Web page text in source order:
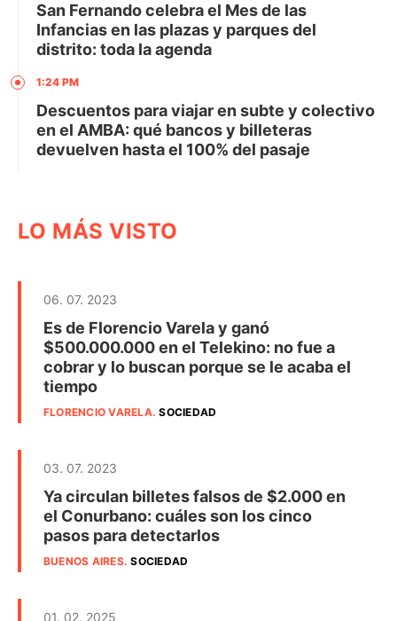
San Fernando celebra el Mes de las
Infancias en las plazas y parques del
distrito: toda la agenda
1:24 PM
Descuentos para viajar en subte y colectivo
en el AMBA: qué bancos y billeteras
devuelven hasta el 100% del pasaje
LO MÁS VISTO
06. 07. 2023
Es de Florencio Varela y ganó
$500.000.000 en el Telekino: no fue a
cobrar y lo buscan porque se le acaba el
tiempo
FLORENCIO VARELA.SOCIEDAD
03. 07. 2023
Ya circulan billetes falsos de $2.000 en
el Conurbano: cuáles son los cinco
pasos para detectarlos
BUENOS AIRES.SOCIEDAD
01. 02. 2025